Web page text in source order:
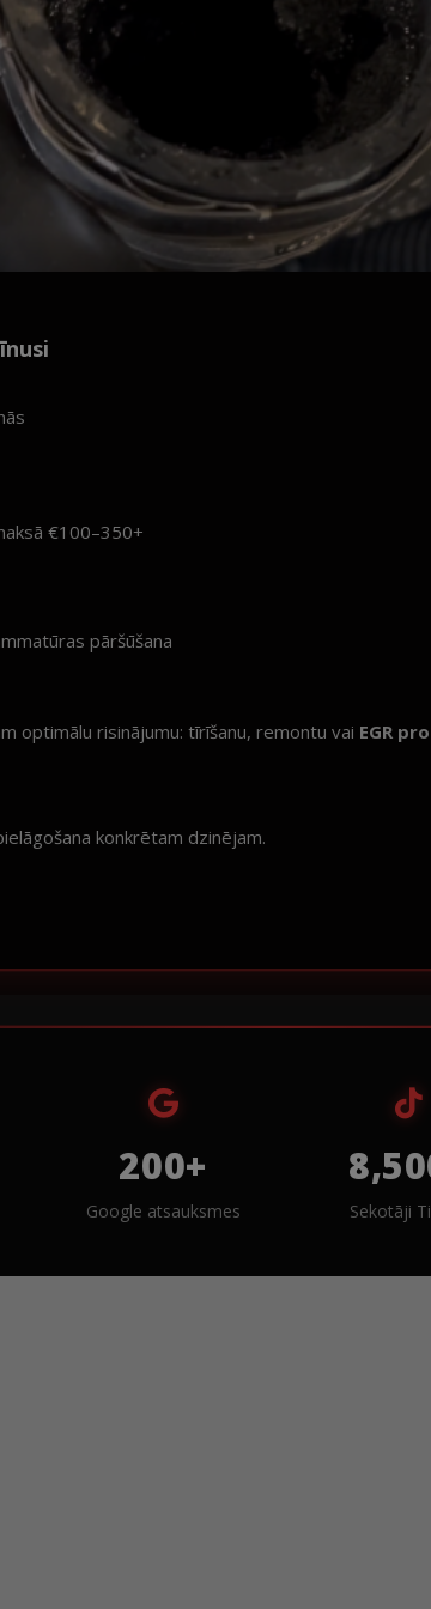
€100–350+
pāršūšana
optimālu risinājumu: tīrīšanu, remontu vai EGR
konkrētam dzinējam.
200+
Google atsauksmes Sekotāji